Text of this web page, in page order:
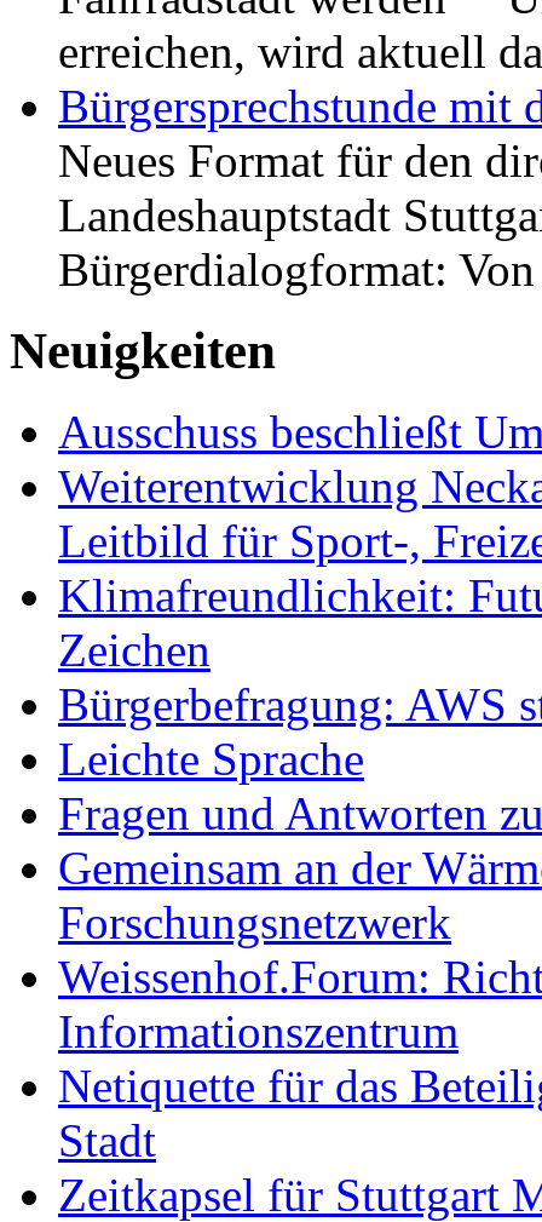
erreichen, wird aktuell
Bürgersprechstunde mit
Neues Format für den
Landeshauptstadt
Bürgerdialogformat:
Neuigkeiten
Ausschuss beschließt
Weiterentwicklung
Leitbild für Sport-,
Klimafreundlichkeit:
Zeichen
Bürgerbefragung: AWS
Leichte Sprache
Fragen und Antworten
Gemeinsam an der
Forschungsnetzwerk
Weissenhof.Forum:
Informationszentrum
Netiquette für das
Stadt
Zeitkapsel für Stuttgart